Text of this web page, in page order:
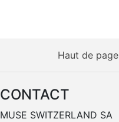
Haut de page
CONTACT
MUSE SWITZERLAND SA